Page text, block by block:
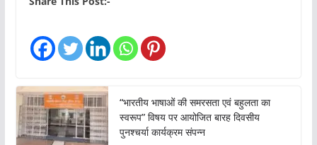
“भारतीय भाषाओं की समरसता एवं बहुलता का
स्वरूप” विषय पर आयोजित बारह दिवसीय
पुनश्चर्या कार्यक्रम संपन्न